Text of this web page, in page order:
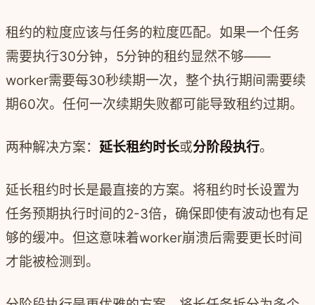
租约的粒度应该与任务的粒度匹配。如果一个任务
需要执行30分钟，5分钟的租约显然不够——
worker需要每30秒续期一次，整个执行期间需要续
期60次。任何一次续期失败都可能导致租约过期。
两种解决方案： 延长租约时长或分阶段执行。
延长租约时长是最直接的方案。将租约时长设置为
任务预期执行时间的2-3倍，确保即使有波动也有足
够的缓冲。但这意味着worker崩溃后需要更长时间
才能被检测到。